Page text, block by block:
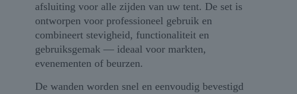
afsluiting voor alle zijden van uw tent. De set is
ontworpen voor professioneel gebruik en
combineert stevigheid, functionaliteit en
gebruiksgemak — ideaal voor markten,
evenementen of beurzen.
De wanden worden snel en eenvoudig bevestigd